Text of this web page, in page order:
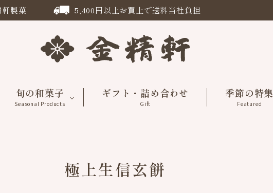
製菓 5,400円以上お買上で送料当社負担
旬の和菓子
Seasonal Products
ギフト・詰め合わせ
Gift
季節の特集
Featured
極上生信玄餅